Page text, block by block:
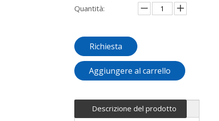
Quantità:
Richiesta
Aggiungere al carrello
Descrizione del prodotto